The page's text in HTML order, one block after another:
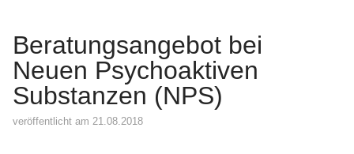
Beratungsangebot bei
Neuen Psychoaktiven
Substanzen (NPS)
veröffentlicht am 21.08.2018